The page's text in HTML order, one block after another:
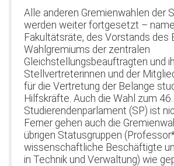
Alle anderen Gremienwahlen der
werden weiter fortgesetzt –
Fakultätsräte, des Vorstands des
Wahlgremiums der zentralen
Gleichstellungsbeauftragten und
Stellvertreterinnen und der
für die Vertretung der Belange
Hilfskräfte. Auch die Wahl zum 46.
Studierendenparlament (SP) ist
Ferner gehen auch die
übrigen Statusgruppen
wissenschaftliche Beschäftigte
in Technik und Verwaltung) wie